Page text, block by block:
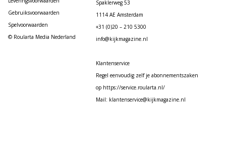
Gebruiksvoorwaarden
Spelvoorwaarden
© Roularta Media Nederland
Spaklerweg 53
1114 AE Amsterdam
+31 (0)20 – 210 5300
info@kijkmagazine.nl
Klantenservice
Regel eenvoudig zelf je abonnementszaken
op https://service.roularta.nl/
Mail: klantenservice@kijkmagazine.nl